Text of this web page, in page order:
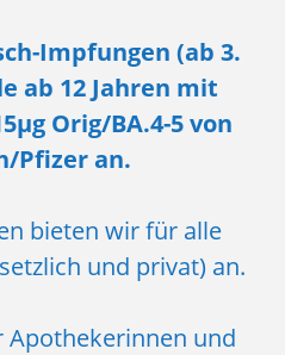
Impfungen (ab 3.
ab 12 Jahren mit
Orig/BA.4-5 von
Pfizer an.
bieten wir für alle
und privat) an.
und